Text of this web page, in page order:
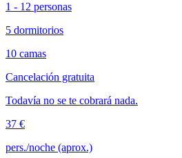
1 - 12 personas
5 dormitorios
10 camas
Cancelación gratuita
Todavía no se te cobrará nada.
37 €
pers./noche (aprox.)